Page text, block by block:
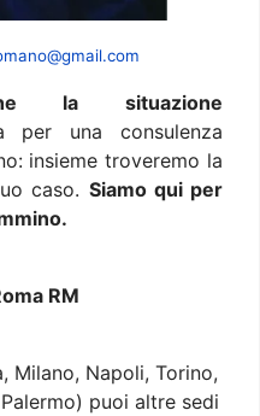
la situazione
per una consulenza
insieme troveremo la
caso. Siamo qui per
RM
Milano, Napoli, Torino,
puoi altre sedi